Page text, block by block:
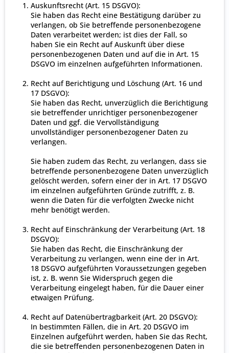
Auskunftsrecht (Art. 15 DSGVO):
Sie haben das Recht eine Bestätigung darüber zu
verlangen, ob Sie betreffende personenbezogene
Daten verarbeitet werden; ist dies der Fall, so
haben Sie ein Recht auf Auskunft über diese
personenbezogenen Daten und auf die in Art. 15
DSGVO im einzelnen aufgeführten Informationen.
Recht auf Berichtigung und Löschung (Art. 16 und
17 DSGVO):
Sie haben das Recht, unverzüglich die Berichtigung
sie betreffender unrichtiger personenbezogener
Daten und ggf. die Vervollständigung
unvollständiger personenbezogener Daten zu
verlangen.
Sie haben zudem das Recht, zu verlangen, dass sie
betreffende personenbezogene Daten unverzüglich
gelöscht werden, sofern einer der in Art. 17 DSGVO
im einzelnen aufgeführten Gründe zutrifft, z. B.
wenn die Daten für die verfolgten Zwecke nicht
mehr benötigt werden.
Recht auf Einschränkung der Verarbeitung (Art. 18
DSGVO):
Sie haben das Recht, die Einschränkung der
Verarbeitung zu verlangen, wenn eine der in Art.
18 DSGVO aufgeführten Voraussetzungen gegeben
ist, z. B. wenn Sie Widerspruch gegen die
Verarbeitung eingelegt haben, für die Dauer einer
etwaigen Prüfung.
Recht auf Datenübertragbarkeit (Art. 20 DSGVO):
In bestimmten Fällen, die in Art. 20 DSGVO im
Einzelnen aufgeführt werden, haben Sie das Recht,
die sie betreffenden personenbezogenen Daten in